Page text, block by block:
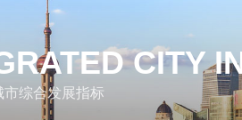
CITY
综合发展指标